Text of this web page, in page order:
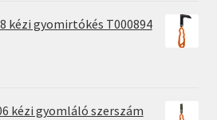
kézi gyomirtókés T000894
kézi gyomláló szerszám